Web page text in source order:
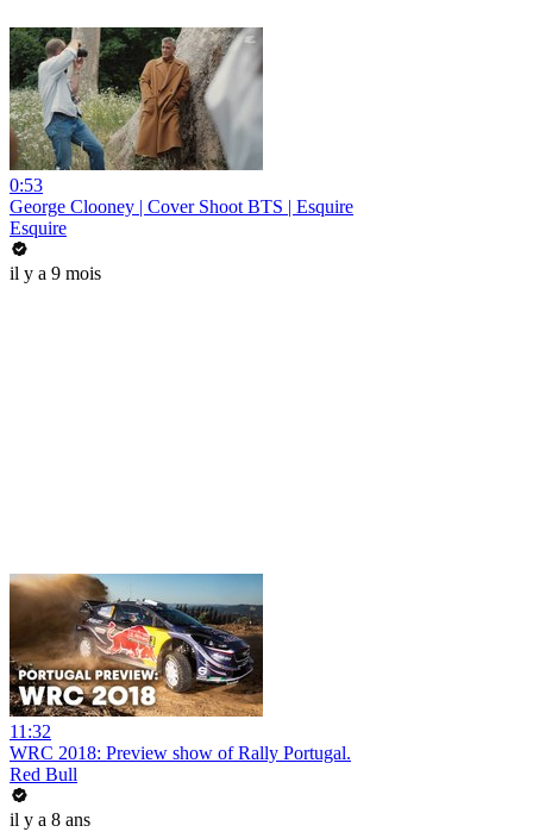
0:53
George Clooney | Cover Shoot BTS | Esquire
Esquire
il y a 9 mois
11:32
WRC 2018: Preview show of Rally Portugal.
Red Bull
il y a 8 ans